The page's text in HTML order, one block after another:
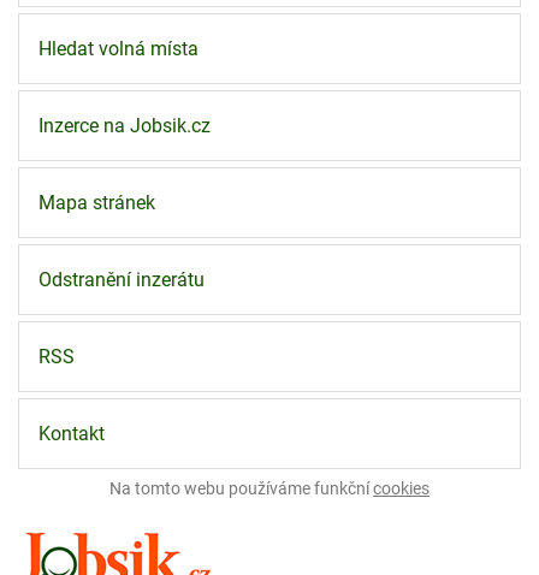
Hledat volná místa
Inzerce na Jobsik.cz
Mapa stránek
Odstranění inzerátu
RSS
Kontakt
Na tomto webu používáme funkčnícookies